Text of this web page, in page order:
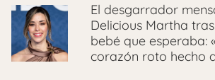
El desgarrador
Delicious Martha
bebé que esperaba:
corazón roto hecho